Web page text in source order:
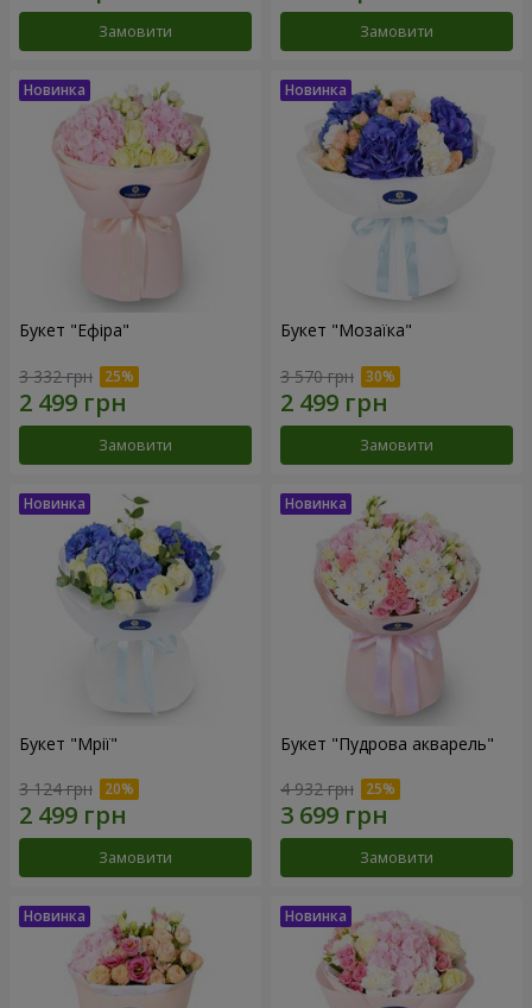
Замовити Замовити
Букет "Ефіра"
3 332 грн
Замовити
Букет "Мозаїка"
3 570 грн
Замовити
Букет "Мрії"
3 124 грн
Замовити
Букет "Пудрова акварель"
4 932 грн
Замовити